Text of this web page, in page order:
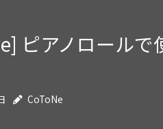
ピアノロール
CoToNe